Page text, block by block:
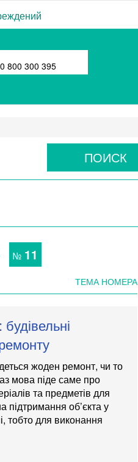
0 800 300 395
ПОИСК
№ 11
ТЕМА НОМЕРА
будівельні
жоден ремонт, чи то
мова піде саме про
та предметів для
підтримання об’єкта у
тобто для виконання